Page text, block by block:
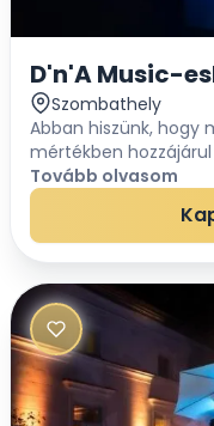
D'n'A Music-
Szombathely
Abban hiszünk, hogy
mértékben
felejthetetlen
fénytechnikával
zeneszolgáltatást....
Tovább olvasom